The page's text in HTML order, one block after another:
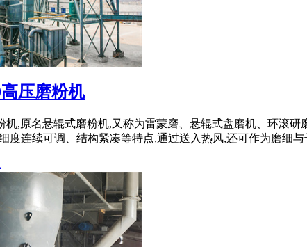
压磨粉机
机,原名悬辊式磨粉机,又称为雷蒙磨、悬辊式盘磨机、环滚
度连续可调、结构紧凑等特点,通过送入热风,还可作为磨细与